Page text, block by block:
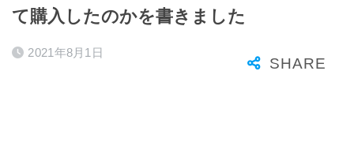
て購入したのかを書きました
2021年8月1日